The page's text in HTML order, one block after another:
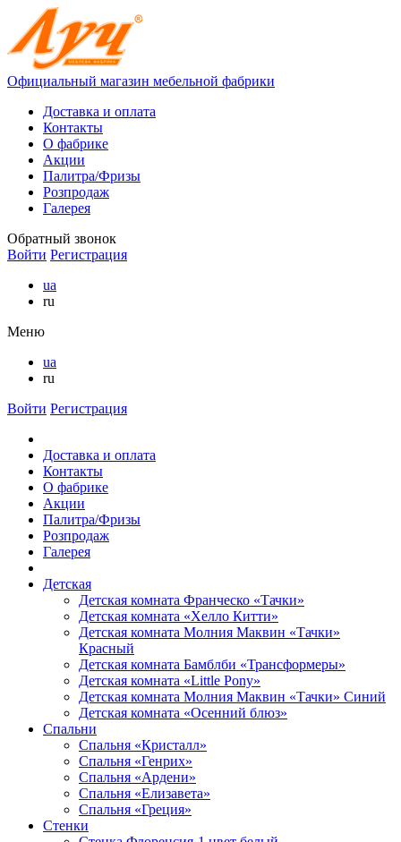
Официальный магазин мебельной фабрики
Доставка и оплата
Контакты
О фабрике
Акции
Палитра/Фризы
Розпродаж
Галерея
Обратный звонок
Войти Регистрация
ua
ru
Меню
ua
ru
Войти Регистрация
Доставка и оплата
Контакты
О фабрике
Акции
Палитра/Фризы
Розпродаж
Галерея
Детская
Детская комната Франческо «Тачки»
Детская комната «Хелло Китти»
Детская комната Молния Маквин «Тачки»
Красный
Детская комната Бамблби «Трансформеры»
Детская комната «Little Pony»
Детская комната Молния Маквин «Тачки» Синий
Детская комната «Осенний блюз»
Спальни
Спальня «Кристалл»
Спальня «Генрих»
Спальня «Ардени»
Спальня «Елизавета»
Спальня «Греция»
Стенки